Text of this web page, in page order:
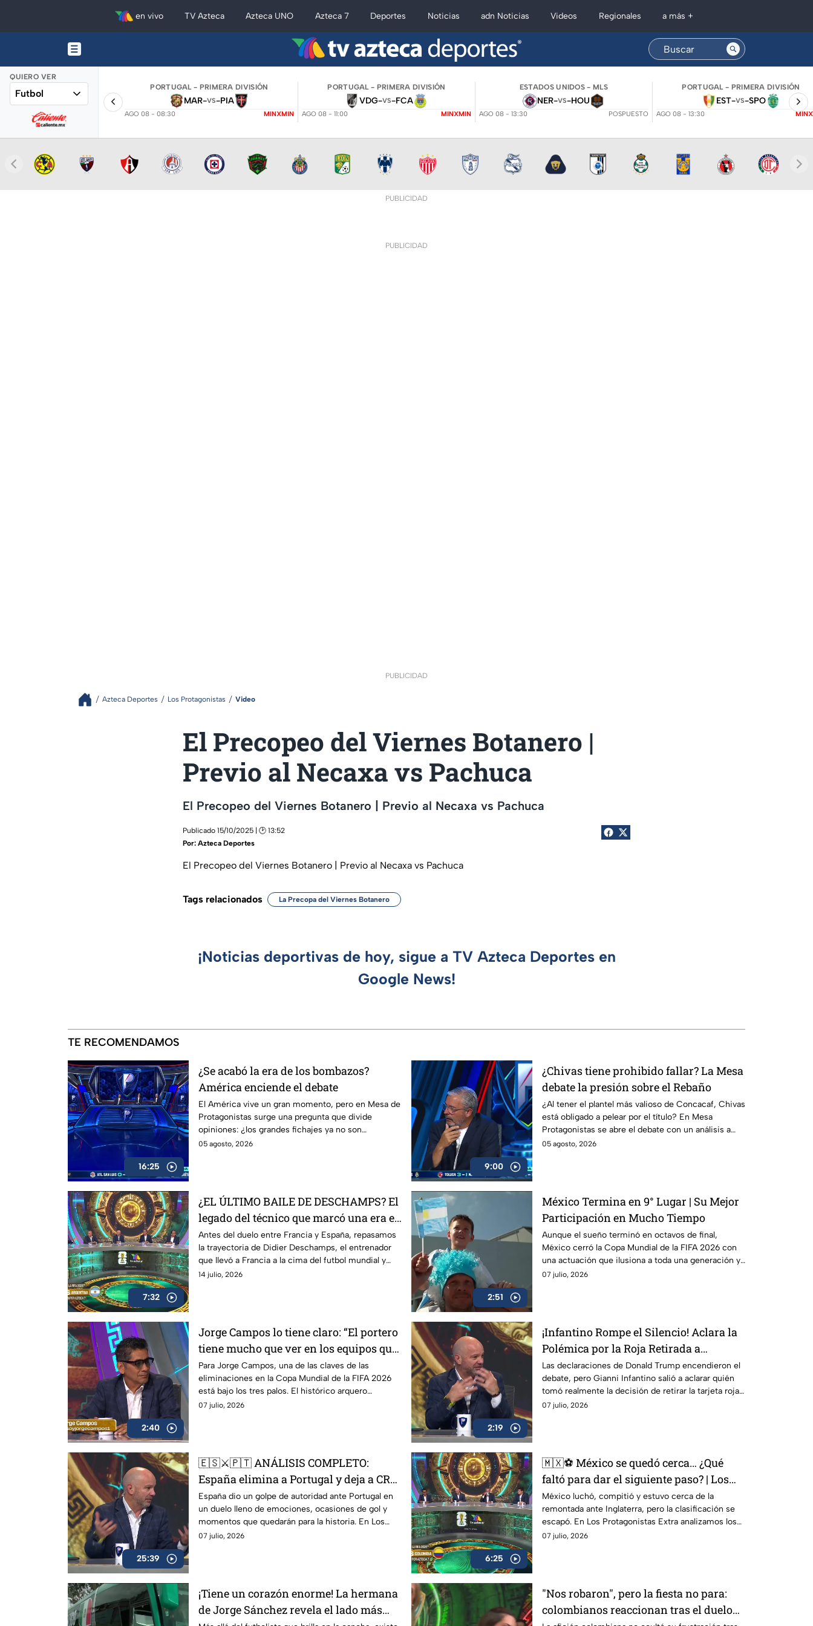
en vivo TV Azteca Azteca UNO Azteca 7 Deportes Noticias adn Noticias Videos Regionales a más +
QUIERO VER
Futbol
PORTUGAL - PRIMERA DIVISIÓN
MAR-VS-PIA
AGO 08 - 08:30 MINXMIN
PORTUGAL - PRIMERA DIVISIÓN
VDG-VS-FCA
AGO 08 - 11:00 MINXMIN
ESTADOS UNIDOS - MLS
NER-VS-HOU
AGO 08 - 13:30 POSPUESTO
PORTUGAL - PRIMERA DIVISIÓN
EST-VS-SPO
AGO 08 - 13:30
PUBLICIDAD
PUBLICIDAD
PUBLICIDAD
Azteca Deportes Los Protagonistas Video
El Precopeo del Viernes Botanero |
Previo al Necaxa vs Pachuca
El Precopeo del Viernes Botanero | Previo al Necaxa vs Pachuca
Publicado 15/10/2025 | 🕑 13:52
Por: Azteca Deportes
El Precopeo del Viernes Botanero | Previo al Necaxa vs Pachuca
Tags relacionados La Precopa del Viernes Botanero
¡Noticias deportivas de hoy, sigue a TV Azteca Deportes en
Google News!
TE RECOMENDAMOS
16:25
¿Se acabó la era de los bombazos?
América enciende el debate
El América vive un gran momento, pero en Mesa de
Protagonistas surge una pregunta que divide
opiniones: ¿los grandes fichajes ya no son
indispensables para competir?
05 agosto, 2026
9:00
¿Chivas tiene prohibido fallar? La Mesa
debate la presión sobre el Rebaño
¿Al tener el plantel más valioso de Concacaf, Chivas
está obligado a pelear por el título? En Mesa
Protagonistas se abre el debate con un análisis a
fondo.
05 agosto, 2026
7:32
¿EL ÚLTIMO BAILE DE DESCHAMPS? El
legado del técnico que marcó una era en
Francia
Antes del duelo entre Francia y España, repasamos
la trayectoria de Didier Deschamps, el entrenador
que llevó a Francia a la cima del futbol mundial y
que podría estar viviendo sus últimos capítulos al
14 julio, 2026
2:51
México Termina en 9° Lugar | Su Mejor
Participación en Mucho Tiempo
Aunque el sueño terminó en octavos de final,
México cerró la Copa Mundial de la FIFA 2026 con
una actuación que ilusiona a toda una generación y
con su mejor ubicación en muchos años.
07 julio, 2026
2:40
Jorge Campos lo tiene claro: “El portero
tiene mucho que ver en los equipos que
están quedando fuera”
Para Jorge Campos, una de las claves de las
eliminaciones en la Copa Mundial de la FIFA 2026
está bajo los tres palos. El histórico arquero
mexicano explicó por qué los porteros están
07 julio, 2026
2:19
¡Infantino Rompe el Silencio! Aclara la
Polémica por la Roja Retirada a
Balogun
Las declaraciones de Donald Trump encendieron el
debate, pero Gianni Infantino salió a aclarar quién
tomó realmente la decisión de retirar la tarjeta roja
a Folarin Balogun.
07 julio, 2026
25:39
🇪🇸⚔️🇵🇹 ANÁLISIS COMPLETO:
España elimina a Portugal y deja a CR7
sin el sueño mundialista | Los
Protagonistas Extra
España dio un golpe de autoridad ante Portugal en
un duelo lleno de emociones, ocasiones de gol y
momentos que quedarán para la historia. En Los
Protagonistas Extra analizamos las claves del
07 julio, 2026
6:25
🇲🇽⚽ México se quedó cerca… ¿Qué
faltó para dar el siguiente paso? | Los
Protagonistas Extra
México luchó, compitió y estuvo cerca de la
remontada ante Inglaterra, pero la clasificación se
escapó. En Los Protagonistas Extra analizamos los
detalles que marcaron la diferencia.
07 julio, 2026
¡Tiene un corazón enorme! La hermana
de Jorge Sánchez revela el lado más
"Nos robaron", pero la fiesta no para:
colombianos reaccionan tras el duelo